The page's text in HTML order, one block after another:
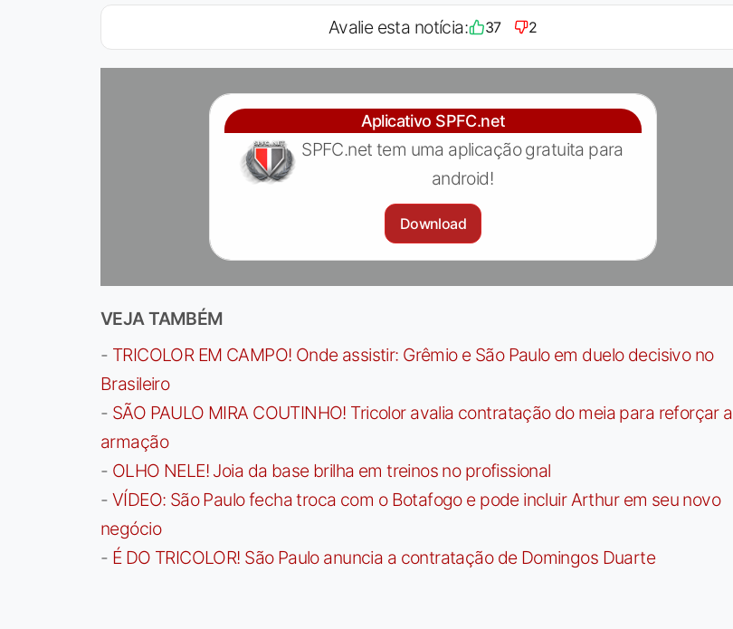
Avalie esta notícia: 37 2
Aplicativo SPFC.net
SPFC.net tem uma aplicação gratuita para
android!
Download
VEJA TAMBÉM
- TRICOLOR EM CAMPO! Onde assistir: Grêmio e São Paulo em duelo decisivo no
Brasileiro
- SÃO PAULO MIRA COUTINHO! Tricolor avalia contratação do meia para reforçar a
armação
- OLHO NELE! Joia da base brilha em treinos no profissional
- VÍDEO: São Paulo fecha troca com o Botafogo e pode incluir Arthur em seu novo
negócio
- É DO TRICOLOR! São Paulo anuncia a contratação de Domingos Duarte